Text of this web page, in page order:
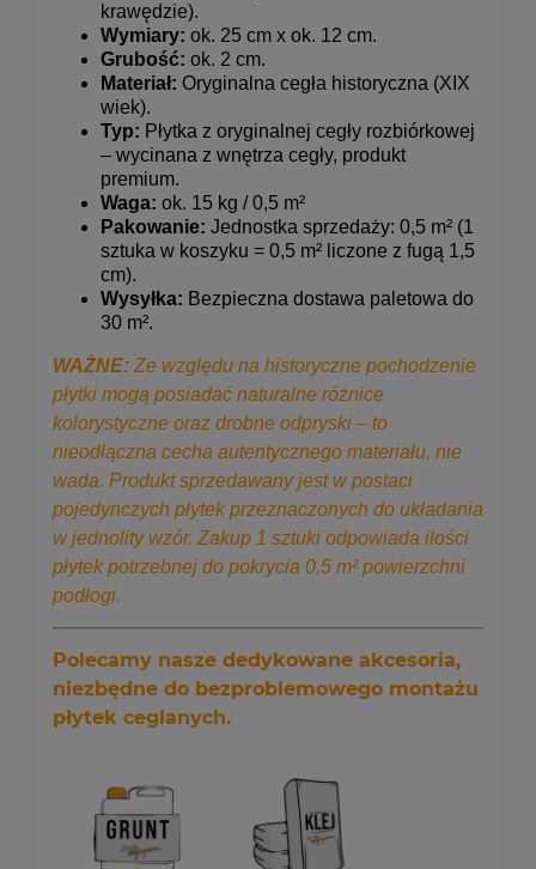
krawędzie).
Wymiary: ok. 25 cm x ok. 12 cm.
Grubość: ok. 2 cm.
Materiał: Oryginalna cegła historyczna (XIX
wiek).
Typ: Płytka z oryginalnej cegły rozbiórkowej
– wycinana z wnętrza cegły, produkt
premium.
Waga: ok. 15 kg / 0,5 m²
Pakowanie: Jednostka sprzedaży: 0,5 m² (1
sztuka w koszyku = 0,5 m² liczone z fugą 1,5
cm).
Wysyłka: Bezpieczna dostawa paletowa do
30 m².
WAŻNE: Ze względu na historyczne pochodzenie
płytki mogą posiadać naturalne różnice
kolorystyczne oraz drobne odpryski – to
nieodłączna cecha autentycznego materiału, nie
wada. Produkt sprzedawany jest w postaci
pojedynczych płytek przeznaczonych do układania
w jednolity wzór. Zakup 1 sztuki odpowiada ilości
płytek potrzebnej do pokrycia 0,5 m² powierzchni
podłogi.
Polecamy nasze dedykowane akcesoria,
niezbędne do bezproblemowego montażu
płytek ceglanych.